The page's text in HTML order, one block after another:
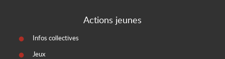
Actions jeunes
Infos collectives
Jeux